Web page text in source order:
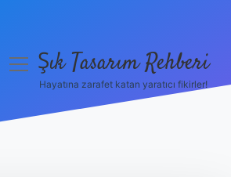
menüyüŞık Tasarım Rehberi
Hayatına zarafet katan yaratıcı fikirler!